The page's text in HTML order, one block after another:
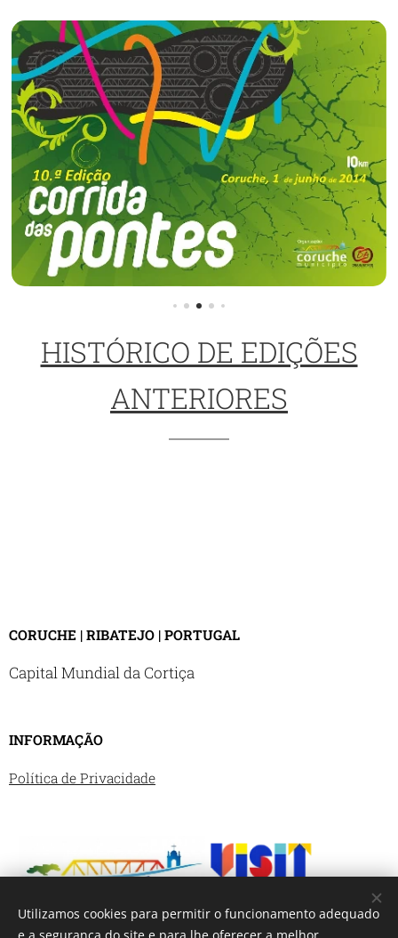
HISTÓRICO DE EDIÇÕES
ANTERIORES
CORUCHE | RIBATEJO | PORTUGAL
Capital Mundial da Cortiça
INFORMAÇÃO
Política de Privacidade
Utilizamos cookies para permitir o funcionamento adequado